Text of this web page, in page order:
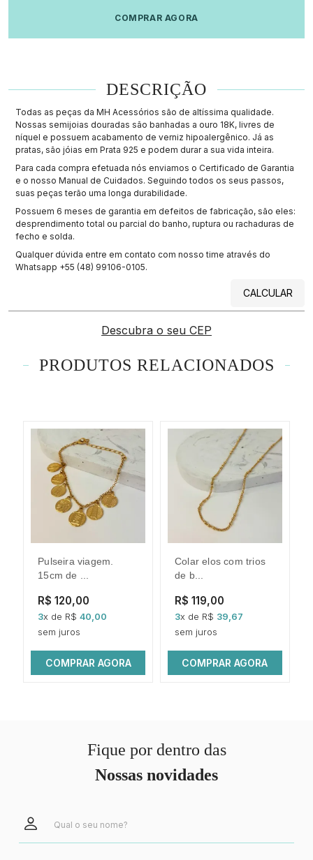
COMPRAR AGORA
DESCRIÇÃO
Todas as peças da MH Acessórios são de altíssima qualidade.
Nossas semijoias douradas são banhadas a ouro 18K, livres de
níquel e possuem acabamento de verniz hipoalergênico. Já as
pratas, são jóias em Prata 925 e podem durar a sua vida inteira.
Para cada compra efetuada nós enviamos o Certificado de Garantia
e o nosso Manual de Cuidados. Seguindo todos os seus passos,
suas peças terão uma longa durabilidade.
Possuem 6 meses de garantia em defeitos de fabricação, são eles:
desprendimento total ou parcial do banho, ruptura ou rachaduras de
fecho e solda.
Qualquer dúvida entre em contato com nosso time através do
Whatsapp +55 (48) 99106-0105.
CALCULAR
Descubra o seu CEP
PRODUTOS RELACIONADOS
pulseira viagem.
15cm de ...
R$ 120,00
3x de R$40,00
sem juros
COMPRAR AGORA
colar elos com trios
de b...
R$ 119,00
3x de R$ 39,67
sem juros
COMPRAR AGORA
Fique por dentro das
Nossas novidades